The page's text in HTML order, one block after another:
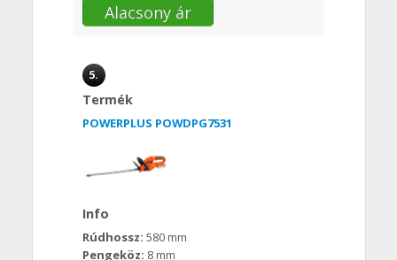
Alacsony ár
5.
Termék
POWERPLUS POWDPG7531
Info
Rúdhossz: 580 mm
Pengeköz: 8 mm